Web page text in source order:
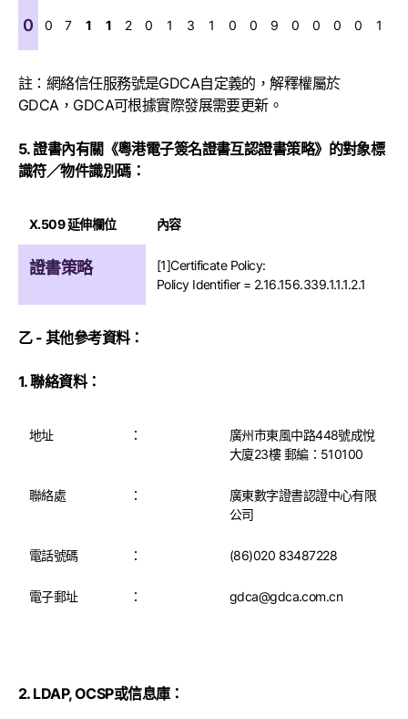
0 0 7 1 1 2 0 1 3 1 0 0 9 0 0 0 0 1
註：網絡信任服務號是GDCA自定義的，解釋權屬於
GDCA，GDCA可根據實際發展需要更新。
5. 證書內有關《粵港電子簽名證書互認證書策略》的對象標
識符／物件識別碼：
X.509 延伸欄位 內容
證書策略
[1]Certificate Policy:
Policy Identifier = 2.16.156.339.1.1.1.2.1
乙 - 其他參考資料：
1. 聯絡資料：
地址 ：
廣州市東風中路448號成悅
大廈23樓 郵編：510100
聯絡處 ：
廣東數字證書認證中心有限
公司
電話號碼 ： (86)020 83487228
電子郵址 ： gdca@gdca.com.cn
2. LDAP, OCSP或信息庫：